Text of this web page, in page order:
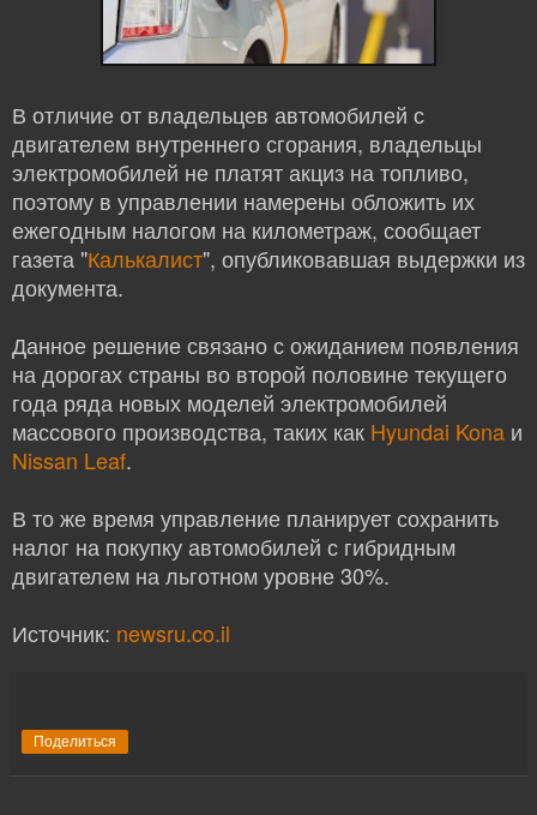
В отличие от владельцев автомобилей с
двигателем внутреннего сгорания, владельцы
электромобилей не платят акциз на топливо,
поэтому в управлении намерены обложить их
ежегодным налогом на километраж, сообщает
газета "Калькалист", опубликовавшая выдержки из
документа.
Данное решение связано с ожиданием появления
на дорогах страны во второй половине текущего
года ряда новых моделей электромобилей
массового производства, таких как Hyundai Kona и
Nissan Leaf.
В то же время управление планирует сохранить
налог на покупку автомобилей с гибридным
двигателем на льготном уровне 30%.
Источник: newsru.co.il
Поделиться